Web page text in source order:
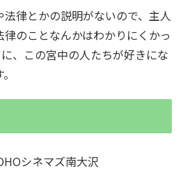
律とかの説明がないので、主人
のことなんかはわかりにくかっ
、この宮中の人たちが好きにな
シネマズ南大沢